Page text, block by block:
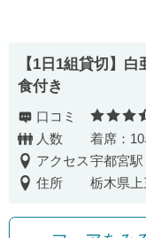
【1日1組貸切】
食付き
口コミ
人数
着席：
アクセス宇都宮
住所
栃木県